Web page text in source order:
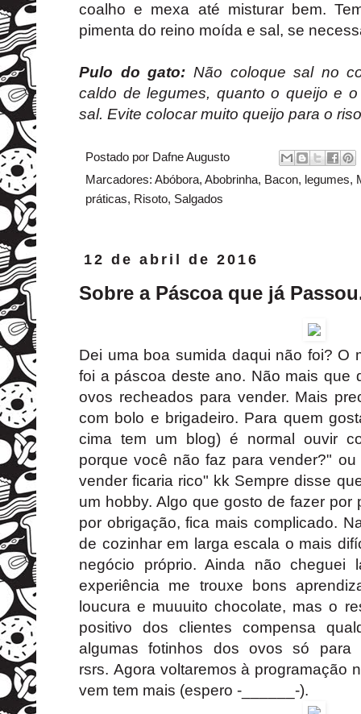
coalho e mexa até misturar bem.
pimenta do reino moída e sal, se
Pulo do gato: Não coloque sal no
caldo de legumes, quanto o queijo e
sal. Evite colocar muito queijo para o
Postado por Dafne Augusto
Marcadores: Abóbora, Abobrinha, Bacon, legumes,
práticas, Risoto, Salgados
12 de abril de 2016
Sobre a Páscoa que já
Dei uma boa sumida daqui não foi? O
foi a páscoa deste ano. Não mais que
ovos recheados para vender. Mais
com bolo e brigadeiro. Para quem
cima tem um blog) é normal ouvir
porque você não faz para vender?"
vender ficaria rico" kk Sempre disse
um hobby. Algo que gosto de fazer por
por obrigação, fica mais complicado.
de cozinhar em larga escala o mais
negócio próprio. Ainda não cheguei
experiência me trouxe bons
loucura e muuuito chocolate, mas o
positivo dos clientes compensa
algumas fotinhos dos ovos só para
rsrs. Agora voltaremos à programação
vem tem mais (espero -______-).